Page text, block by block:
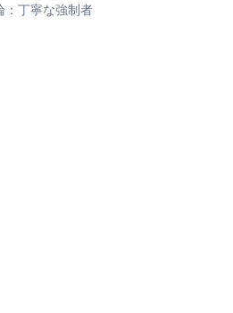
：丁寧な強制者